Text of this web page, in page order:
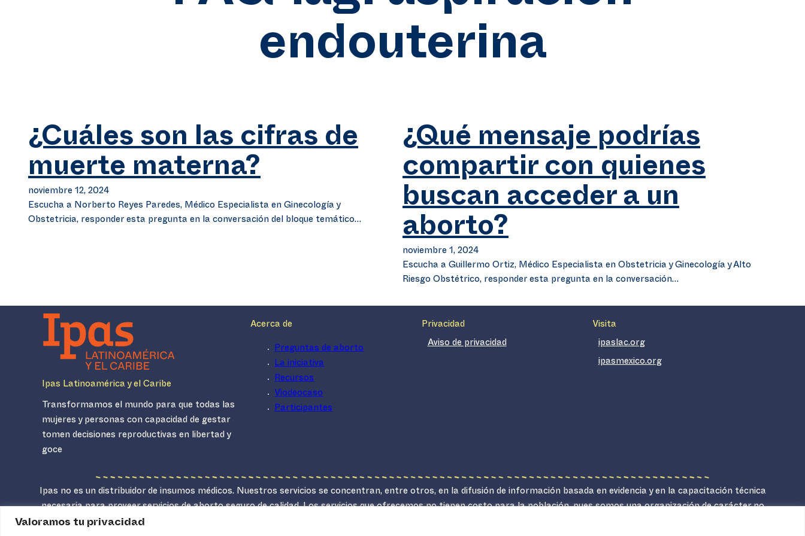
Valoramos tu privacidad
endouterina
¿Cuáles son las cifras de
muerte materna?
noviembre 12, 2024
Escucha a Norberto Reyes Paredes, Médico Especialista en Ginecología y
Obstetricia, responder esta pregunta en la conversación del bloque temático…
¿Qué mensaje podrías
compartir con quienes
buscan acceder a un
aborto?
noviembre 1, 2024
Escucha a Guillermo Ortiz, Médico Especialista en Obstetricia y Ginecología y Alto
Riesgo Obstétrico, responder esta pregunta en la conversación…
Ipas Latinoamérica y el Caribe
Transformamos el mundo para que todas las
mujeres y personas con capacidad de gestar
tomen decisiones reproductivas en libertad y
goce
Acerca de
Preguntas de aborto
La iniciativa
Recursos
Viodeocaso
Participantes
Privacidad
Aviso de privacidad
Visita
ipaslac.org
ipasmexico.org
Ipas no es un distribuidor de insumos médicos. Nuestros servicios se concentran, entre otros, en la difusión de información basada en evidencia y en la capacitación técnica
necesaria para proveer servicios de aborto seguro de calidad. Los servicios que ofrecemos no tienen costo para la población, pues somos una organización de carácter no